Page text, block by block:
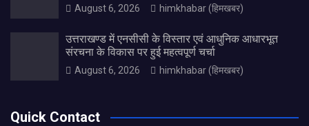
August 6, 2026 himkhabar (हिमखबर)
उत्तराखण्ड में एनसीसी के विस्तार एवं आधुनिक आधारभूत
संरचना के विकास पर हुई महत्वपूर्ण चर्चा
August 6, 2026 himkhabar (हिमखबर)
Quick Contact